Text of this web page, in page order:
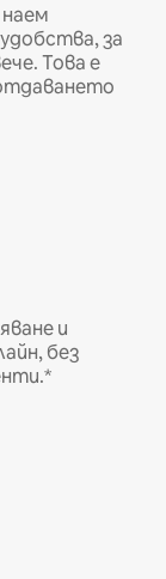
за
Това е
и
без